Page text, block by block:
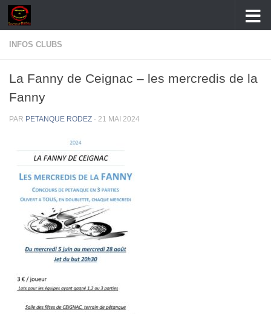
Skip to content
INFOS CLUBS
La Fanny de Ceignac – les mercredis de la
Fanny
PAR PETANQUE RODEZ · 21 MAI 2024